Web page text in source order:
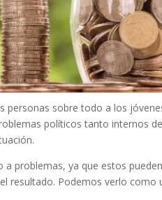
personas sobre todo a los
políticos tanto internos
problemas, ya que estos
resultado. Podemos verlo